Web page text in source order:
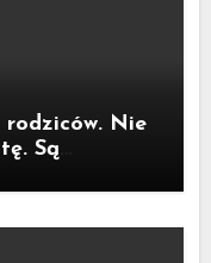
rodziców. Nie
Są